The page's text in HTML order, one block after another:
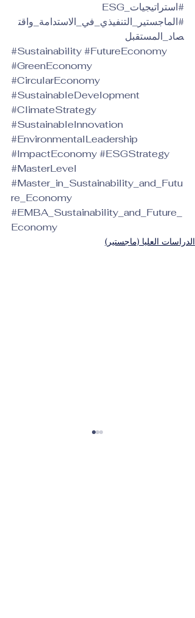
#استراتيجيات_ESG
#الماجستير_التنفيذي_في_الاستدامة_واقت
صاد_المستقبل
#Sustainability#FutureEconomy
#GreenEconomy
#CircularEconomy
#SustainableDevelopment
#ClimateStrategy
#SustainableInnovation
#EnvironmentalLeadership
#ImpactEconomy#ESGStrategy
#MasterLevel
#Master_in_Sustainability_and_Futu
re_Economy
#EMBA_Sustainability_and_Future_
Economy
الدراسات العليا (ماجستير)